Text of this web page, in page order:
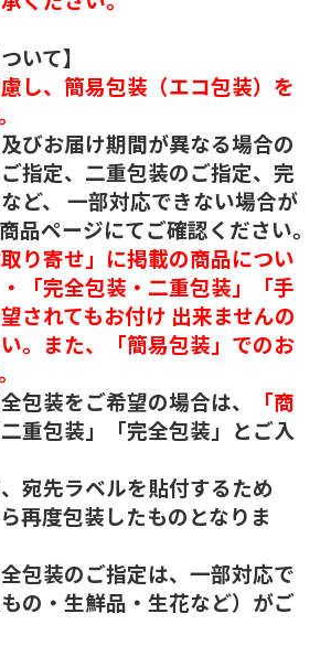
いて】
し、簡易包装（エコ包装）を
びお届け期間が異なる場合の
指定、二重包装のご指定、完
ど、 一部対応できない場合が
品ページにてご確認ください。
り寄せ」に掲載の商品につい
「完全包装・二重包装」「手
されてもお付け 出来ませんの
。また、「簡易包装」でのお
包装をご希望の場合は、
「商
重包装」「完全包装」とご入
、宛先ラベルを貼付するため
再度包装したものとなりま
包装のご指定は、一部対応で
の・生鮮品・生花など）がご